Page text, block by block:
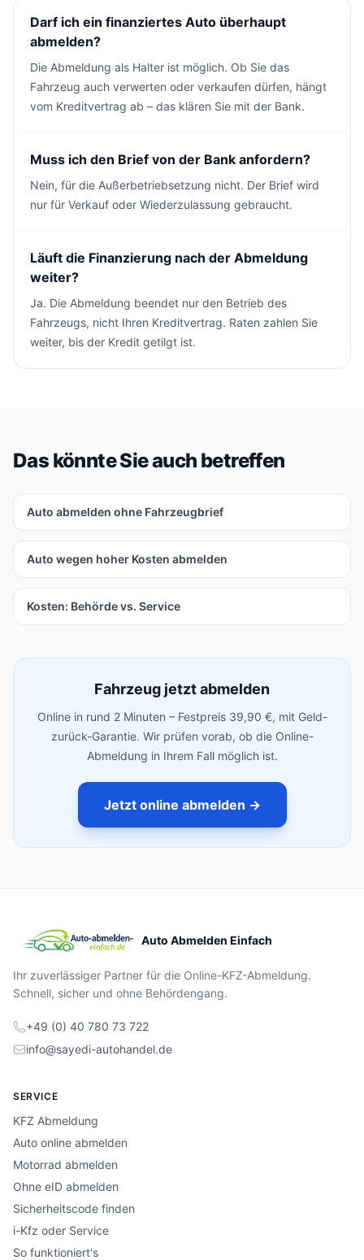
Darf ich ein finanziertes Auto überhaupt
abmelden?
Die Abmeldung als Halter ist möglich. Ob Sie das
Fahrzeug auch verwerten oder verkaufen dürfen, hängt
vom Kreditvertrag ab – das klären Sie mit der Bank.
Muss ich den Brief von der Bank anfordern?
Nein, für die Außerbetriebsetzung nicht. Der Brief wird
nur für Verkauf oder Wiederzulassung gebraucht.
Läuft die Finanzierung nach der Abmeldung
weiter?
Ja. Die Abmeldung beendet nur den Betrieb des
Fahrzeugs, nicht Ihren Kreditvertrag. Raten zahlen Sie
weiter, bis der Kredit getilgt ist.
Das könnte Sie auch betreffen
Auto abmelden ohne Fahrzeugbrief
Auto wegen hoher Kosten abmelden
Kosten: Behörde vs. Service
Fahrzeug jetzt abmelden
Online in rund 2 Minuten – Festpreis 39,90 €, mit Geld-
zurück-Garantie. Wir prüfen vorab, ob die Online-
Abmeldung in Ihrem Fall möglich ist.
Jetzt online abmelden →
Auto Abmelden Einfach
Ihr zuverlässiger Partner für die Online-KFZ-Abmeldung.
Schnell, sicher und ohne Behördengang.
+49 (0) 40 780 73 722
info@sayedi-autohandel.de
SERVICE
KFZ Abmeldung
Auto online abmelden
Motorrad abmelden
Ohne eID abmelden
Sicherheitscode finden
i-Kfz oder Service
So funktioniert's